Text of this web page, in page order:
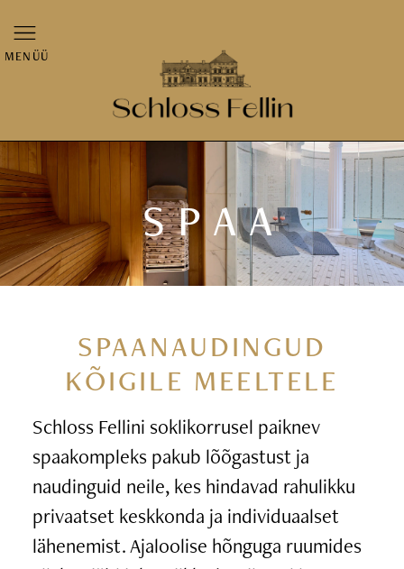
MENÜÜ
SPAA
SPAANAUDINGUD
KÕIGILE MEELTELE
Schloss Fellini soklikorrusel paiknev
spaakompleks pakub lõõgastust ja
naudinguid neile, kes hindavad rahulikku
privaatset keskkonda ja individuaalset
lähenemist. Ajaloolise hõnguga ruumides